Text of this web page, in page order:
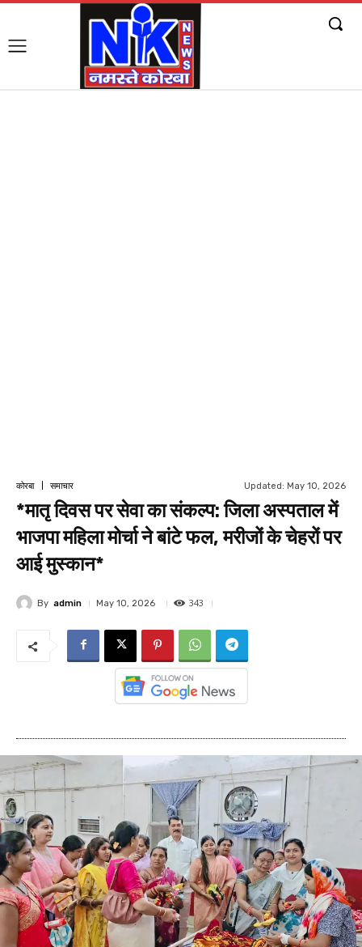
कोरबा समाचार Updated: May 10, 2026
*मातृ दिवस पर सेवा का संकल्प: जिला अस्पताल में
भाजपा महिला मोर्चा ने बांटे फल, मरीजों के चेहरों पर
आई मुस्कान*
By admin May 10, 2026 343